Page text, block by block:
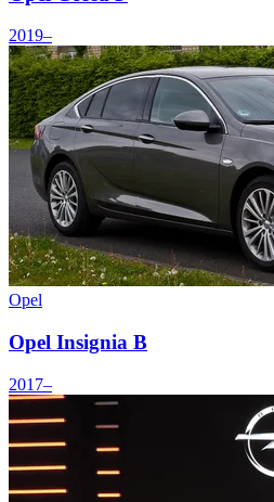
2019–
Opel
Opel Insignia B
2017–